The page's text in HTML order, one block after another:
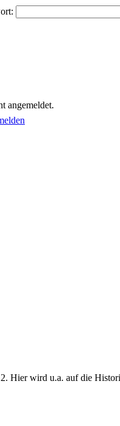
angemeldet.
wird u.a. auf die